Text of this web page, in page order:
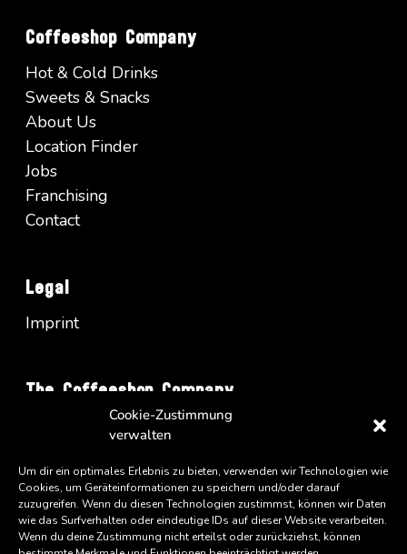
Cookie-Zustimmung
verwalten
Um dir ein optimales Erlebnis zu bieten, verwenden wir Technologien wie
Cookies, um Geräteinformationen zu speichern und/oder darauf
zuzugreifen. Wenn du diesen Technologien zustimmst, können wir Daten
wie das Surfverhalten oder eindeutige IDs auf dieser Website verarbeiten.
Wenn du deine Zustimmung nicht erteilst oder zurückziehst, können
Coffeeshop Company
Hot & Cold Drinks
Sweets & Snacks
About Us
Location Finder
Jobs
Franchising
Contact
Legal
Imprint
The Coffeeshop Company
Vienna Business Park - Turm A/34
A-1100 Wien